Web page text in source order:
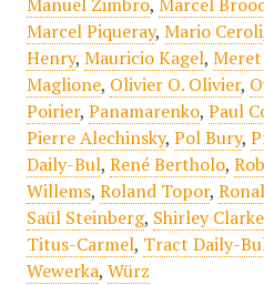
Marcel Piqueray, Mario Ceroli
Henry, Mauricio Kagel,
Maglione, Olivier O. Olivier,
Poirier, Panamarenko, Paul
Pierre Alechinsky, Pol Bury,
Daily-Bul, René Bertholo,
Willems, Roland Topor,
Saül Steinberg, Shirley Clarke
Titus-Carmel, Tract Daily-
Wewerka, Würz